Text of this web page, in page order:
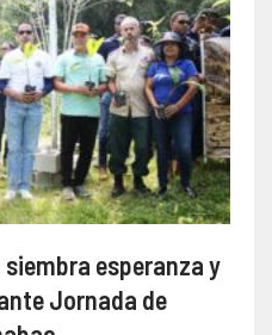
esperanza y
Jornada de